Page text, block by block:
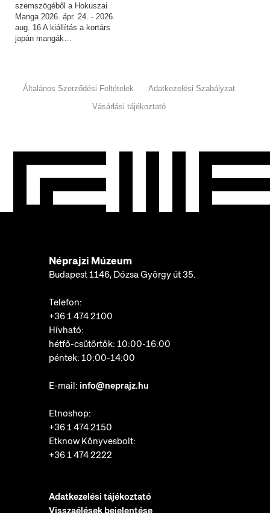
szemszögéből a Hokuszai
Manga 2026. ápr. 24. - 2026.
aug. 16 A kiállítás a kortárs
japán mangák…
Általános Szerződési Feltételek
Adatkezelési Szabályzat
Vásárlási tájékoztató
Néprajzi Múzeum
Budapest 1146, Dózsa György út 35.
Telefon:
+36 1 474 2100
Hívható:
hétfő-csütörtök: 10:00-16:00
péntek: 10:00-14:00
E-mail: info@neprajz.hu
Etnoshop:
+36 1 474 2150
Etknow Könyvesbolt:
+36 1 474 2222
Adatkezelési tájékoztató
Visszaélések bejelentése